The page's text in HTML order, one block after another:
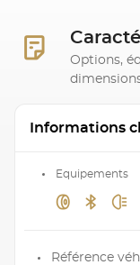
Options,
Informations
Equipements
Référence